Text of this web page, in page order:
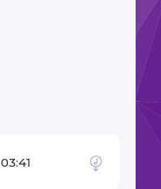
03:41